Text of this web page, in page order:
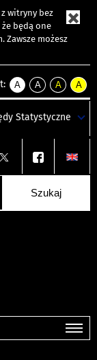
witryny bez
będą one
Zawsze możesz
A
kontrast
A
kontrast
tekst
czarnym
A
kontrast
tekst
czarnym
A
tekst
żółtym
Statystyczne